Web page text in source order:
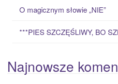
O magicznym słowie „NIE”
***PIES SZCZĘŚLIWY, BO
Najnowsze